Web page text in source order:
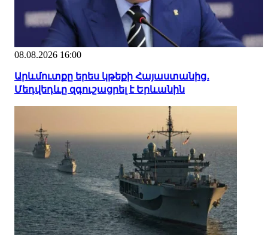
08.08.2026 16:00
Արևմուտքը երես կթեքի Հայաստանից․
Մեդվեդևը զգուշացրել է Երևանին